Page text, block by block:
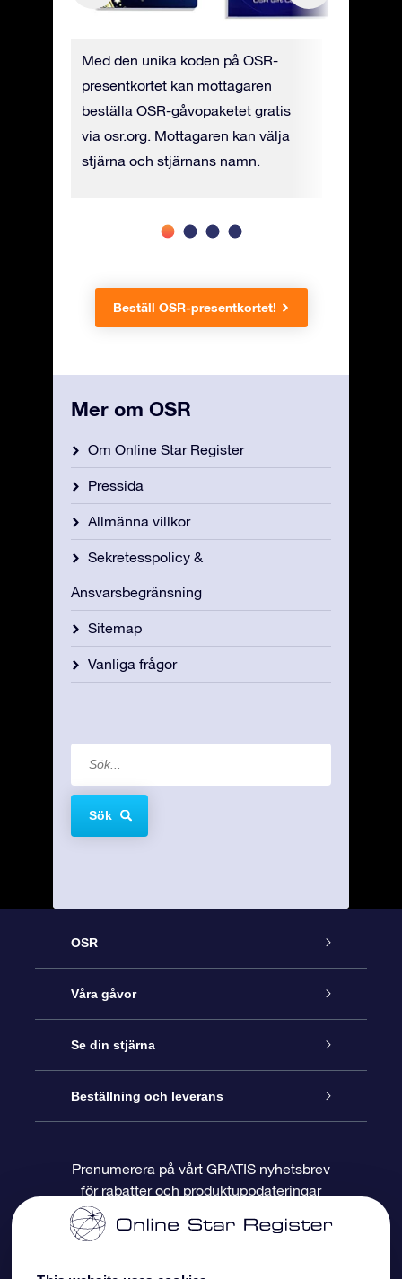
Med den unika koden på OSR-
presentkortet kan mottagaren
beställa OSR-gåvopaketet gratis
via osr.org. Mottagaren kan välja
stjärna och stjärnans namn.
Beställ OSR-presentkortet!
Mer om OSR
Om Online Star Register
Pressida
Allmänna villkor
Sekretesspolicy &
Ansvarsbegränsning
Sitemap
Vanliga frågor
Sök
OSR
Kundtjänst
Kontakta oss
Blogg
Recensioner
Våra gåvor
Online-Stjärngåva
OSR Gåvopaket
OSR Presentkort
Företagspresenter
Se din stjärna
Stjärnregiste
Personlig Stjärnsida
One Million Stars
Beställning och leverans
Betalningsinformation
Leveransinformation
Prenumerera på vårt GRATIS nyhetsbrev
för rabatter och produktuppdateringar